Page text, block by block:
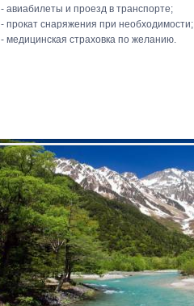
- авиабилеты и проезд в транспорте;
- прокат снаряжения при необходимости;
- медицинская страховка по желанию.